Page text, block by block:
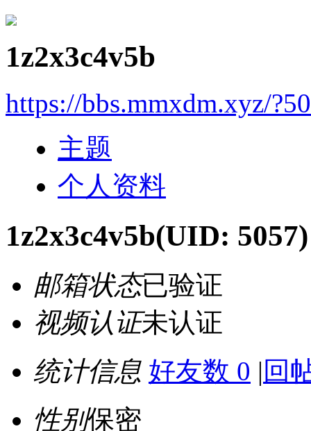
1z2x3c4v5b
https://bbs.mmxdm.xyz/
主题
个人资料
1z2x3c4v5b(UID: 5057)
邮箱状态已验证
视频认证未认证
统计信息 好友数 0 | 回
性别保密